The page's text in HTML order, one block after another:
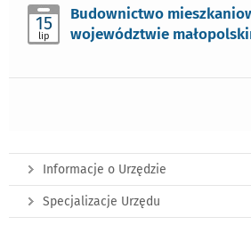
15
lip
Budownictwo
województwie
Informacje o Urzędzie
Specjalizacje Urzędu